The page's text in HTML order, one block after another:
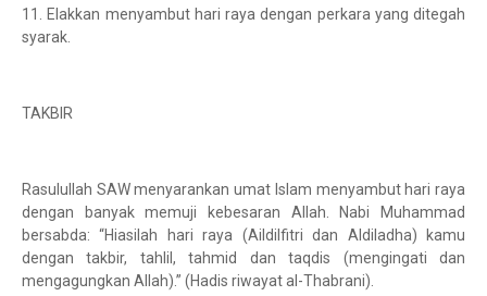
11. Elakkan menyambut hari raya dengan perkara yang ditegah
syarak.
TAKBIR
Rasulullah SAW menyarankan umat Islam menyambut hari raya
dengan banyak memuji kebesaran Allah. Nabi Muhammad
bersabda: “Hiasilah hari raya (Aildilfitri dan Aldiladha) kamu
dengan takbir, tahlil, tahmid dan taqdis (mengingati dan
mengagungkan Allah).” (Hadis riwayat al-Thabrani).